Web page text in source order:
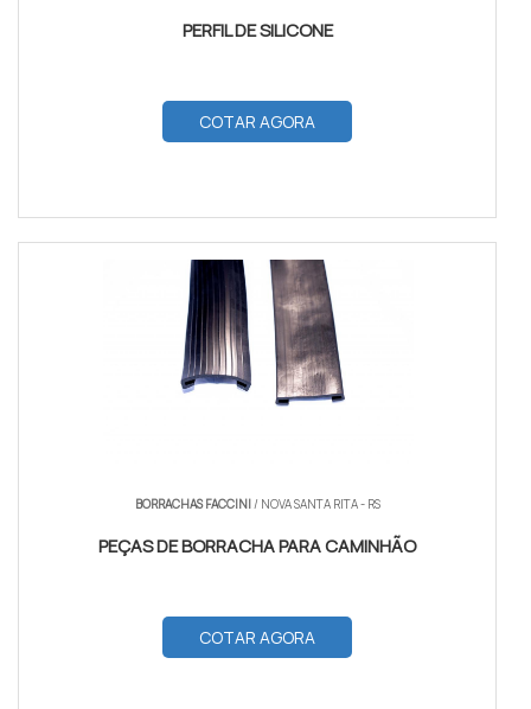
PERFIL DE SILICONE
COTAR AGORA
BORRACHAS FACCINI/ NOVA SANTA RITA - RS
PEÇAS DE BORRACHA PARA CAMINHÃO
COTAR AGORA